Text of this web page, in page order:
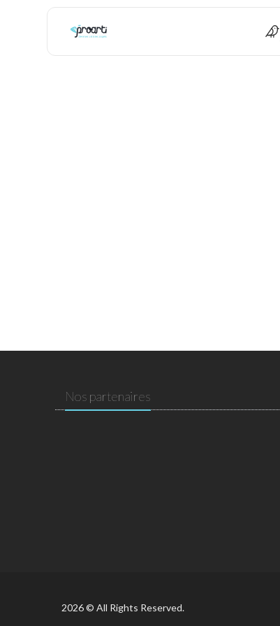
Nos partenaires
2026 © All Rights Reserved.